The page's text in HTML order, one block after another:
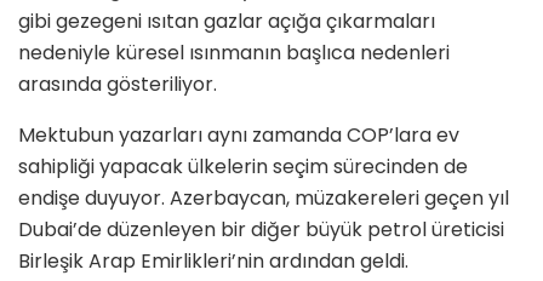
gibi gezegeni ısıtan gazlar açığa çıkarmaları
nedeniyle küresel ısınmanın başlıca nedenleri
arasında gösteriliyor.
Mektubun yazarları aynı zamanda COP’lara ev
sahipliği yapacak ülkelerin seçim sürecinden de
endişe duyuyor. Azerbaycan, müzakereleri geçen yıl
Dubai’de düzenleyen bir diğer büyük petrol üreticisi
Birleşik Arap Emirlikleri’nin ardından geldi.